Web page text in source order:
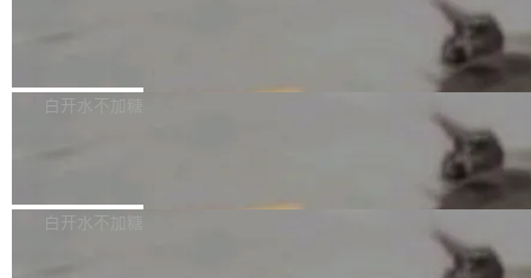
员工参与设立的专项资产管理计划。其中，Dee
获配9...
一个回归问题，该问题导致拉取镜像时会拒绝包
题，该问题可能导致在旧版 Linux 内核...
e 孵化器项目管理委员会（IPMC）投票中获得
P）！这一里程碑不仅标志着 Fluss 迈入新的发
白开水不加糖
长期停止内容更新，未能实现其作为“AI版维基百
白开水不加糖